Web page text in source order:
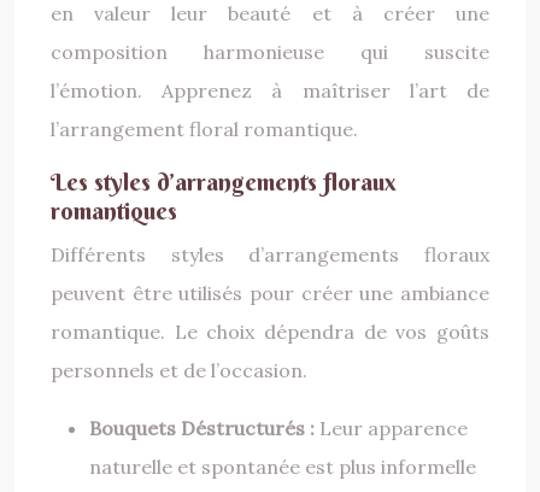
en valeur leur beauté et à créer une
composition harmonieuse qui suscite
l’émotion. Apprenez à maîtriser l’art de
l’arrangement floral romantique.
Les styles d’arrangements floraux
romantiques
Différents styles d’arrangements floraux
peuvent être utilisés pour créer une ambiance
romantique. Le choix dépendra de vos goûts
personnels et de l’occasion.
Bouquets Déstructurés : Leur apparence
naturelle et spontanée est plus informelle